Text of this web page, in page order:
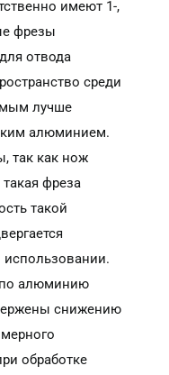
имеют 1-,
фрезы
отвода
среди
лучше
алюминием.
так как нож
фреза
такой
по алюминию
снижению
обработке